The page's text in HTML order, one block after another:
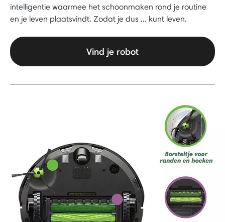
intelligentie waarmee het schoonmaken rond je routine
en je leven plaatsvindt. Zodat je dus ... kunt leven.
Vind je robot